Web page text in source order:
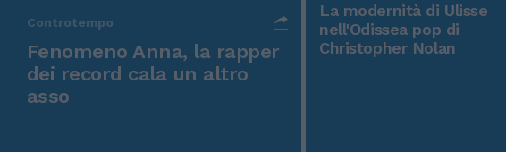
Controtempo
Fenomeno Anna, la rapper
dei record cala un altro
asso
La modernità di Ulisse
nell'Odissea pop di
Christopher Nolan